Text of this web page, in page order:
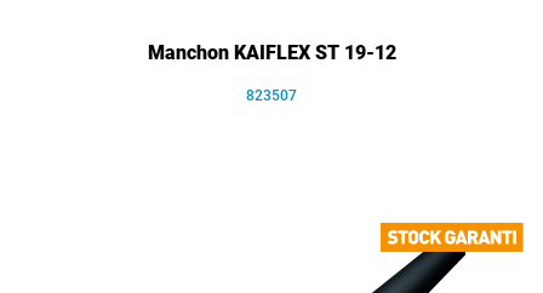
Manchon KAIFLEX ST 19-12
823507